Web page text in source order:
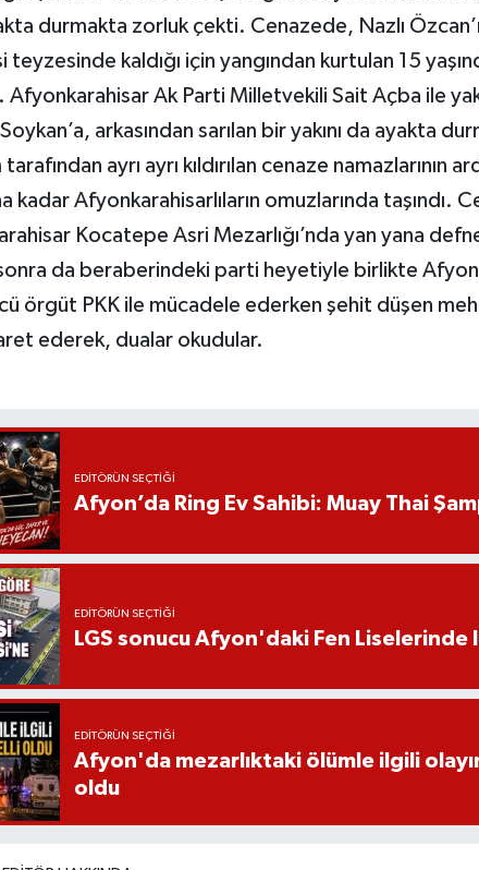
durmakta zorluk çekti. Cenazede, Nazlı
kaldığı için yangından kurtulan 15
Afyonkarahisar Ak Parti Milletvekili Sait Açba ile
arkasından sarılan bir yakını da ayakta
ayrı ayrı kıldırılan cenaze namazlarının
kadar Afyonkarahisarlıların omuzlarında taşındı.
Kocatepe Asri Mezarlığı’nda yan yana
da beraberindeki parti heyetiyle birlikte
örgüt PKK ile mücadele ederken şehit düşen
ederek, dualar okudular.
EDITÖRÜN SEÇTIĞI
Afyon’da Ring Ev Sahibi: Muay Thai
EDITÖRÜN SEÇTIĞI
LGS sonucu Afyon'daki Fen
EDITÖRÜN SEÇTIĞI
Afyon'da mezarlıktaki ölümle ilgili
oldu